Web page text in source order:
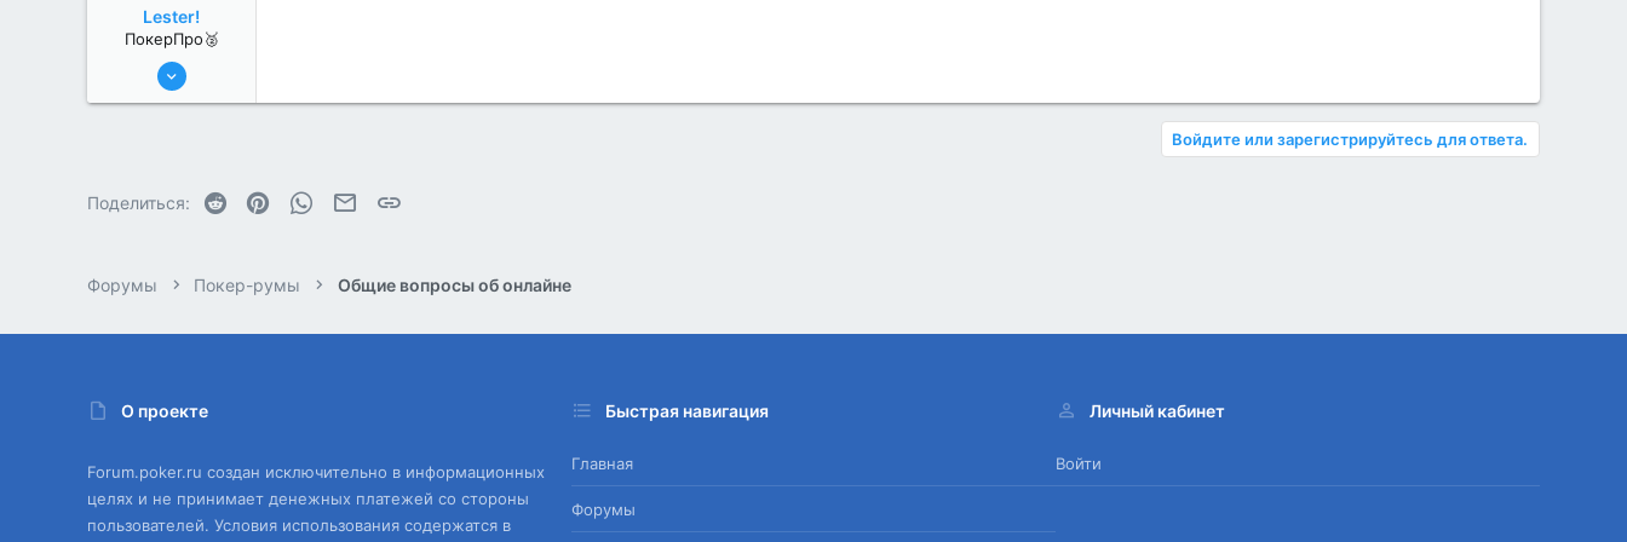
Lester!
ПокерПро🥈
25 Июл 2022
Войдите или зарегистрируйтесь для ответа.
Поделиться: Reddit PinterestWhatsAppЭлектронная почта
Форумы Покер-румы Общие вопросы об онлайне
О проекте
Forum.poker.ru создан исключительно в информационных
целях и не принимает денежных платежей со стороны
пользователей. Условия использования содержатся в
Быстрая навигация
Главная
Форумы
Личный кабинет
Войти